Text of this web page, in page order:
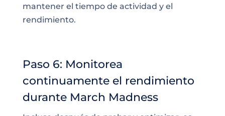
mantener el tiempo de actividad y el
rendimiento.
Paso 6: Monitorea
continuamente el rendimiento
durante March Madness